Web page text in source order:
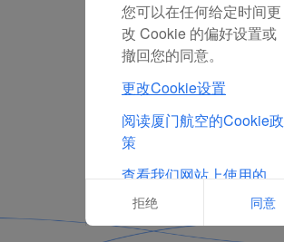
您可以在任何给定时间更
改 Cookie 的偏好设置或
撤回您的同意。
更改Cookie设置
阅读厦门航空的Cookie政
策
查看我们网站上使用的
Cookie的完整列表
拒绝 同意